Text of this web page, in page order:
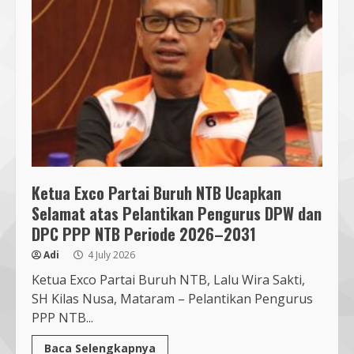
Ketua Exco Partai Buruh NTB Ucapkan
Selamat atas Pelantikan Pengurus DPW dan
DPC PPP NTB Periode 2026–2031
Adi 4 July 2026
Ketua Exco Partai Buruh NTB, Lalu Wira Sakti,
SH Kilas Nusa, Mataram – Pelantikan Pengurus
PPP NTB...
Baca Selengkapnya
6
Sambut PON 2028, Anak Muda NU
NTB Dukung Gubernur Iqbal Pimpin
KONI
7 August 2026
7
Pendaftaran Nomor Seluler
Menggunakan Biometrik, Efektif?
7 July 2026
1
Mafindo NTB Bersama Pesantren
Alam Sayang Ibu Lombok Barat
Implementasi AI Ready Asean Bagi
Para Pendidik
Mafindo NTB Bersama PGRI Kota